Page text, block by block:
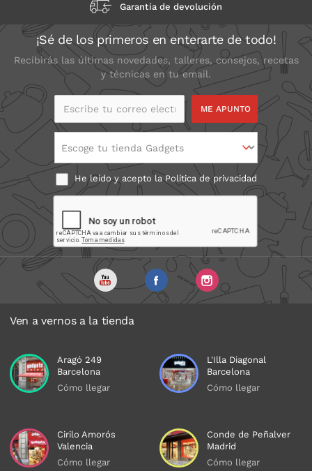
Garantía de devolución
¡Sé de los primeros en enterarte de todo!
Recibirás las últimas novedades, talleres, consejos, recetas
y técnicas en tu email.
Escribe tu correo
Escoge tu tienda Gadgets
He leído y acepto laPolítica de privacidad
Ven a vernos a la tienda
Aragó 249
Barcelona
Cómo llegar
L'Illa Diagonal
Barcelona
Cómo llegar
Cirilo Amorós
Valencia
Cómo llegar
Conde de Peñalver
Madrid
Cómo llegar